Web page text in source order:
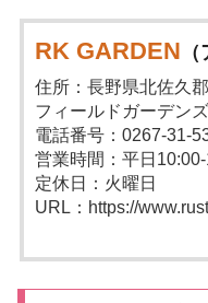
RK GARDEN
住所：長野県北佐久
フィールドガーデンズ
電話番号：0267-31-
営業時間：平日
定休日：火曜日
URL：https://